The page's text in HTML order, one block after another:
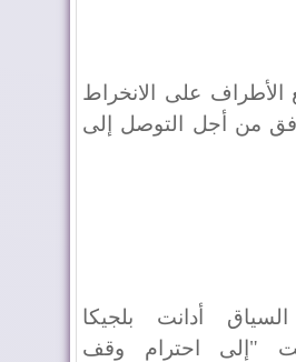
على الانخراط
من أجل التوصل إلى
أدانت بلجيكا
"إلى احترام وقف